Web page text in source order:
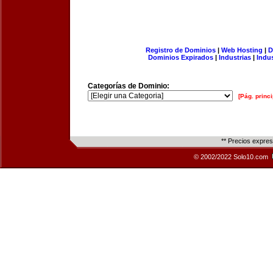
Registro de Dominios| Web Hosting |
Dominios Expirados | Industrias |
Categorías de Dominio:
[Pág.
** Precios
© 2002/2022 Solo10.com